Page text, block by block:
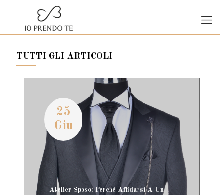
TUTTI GLI ARTICOLI
25
Giu
Atelier Sposo: Perché Affidarsi A Un